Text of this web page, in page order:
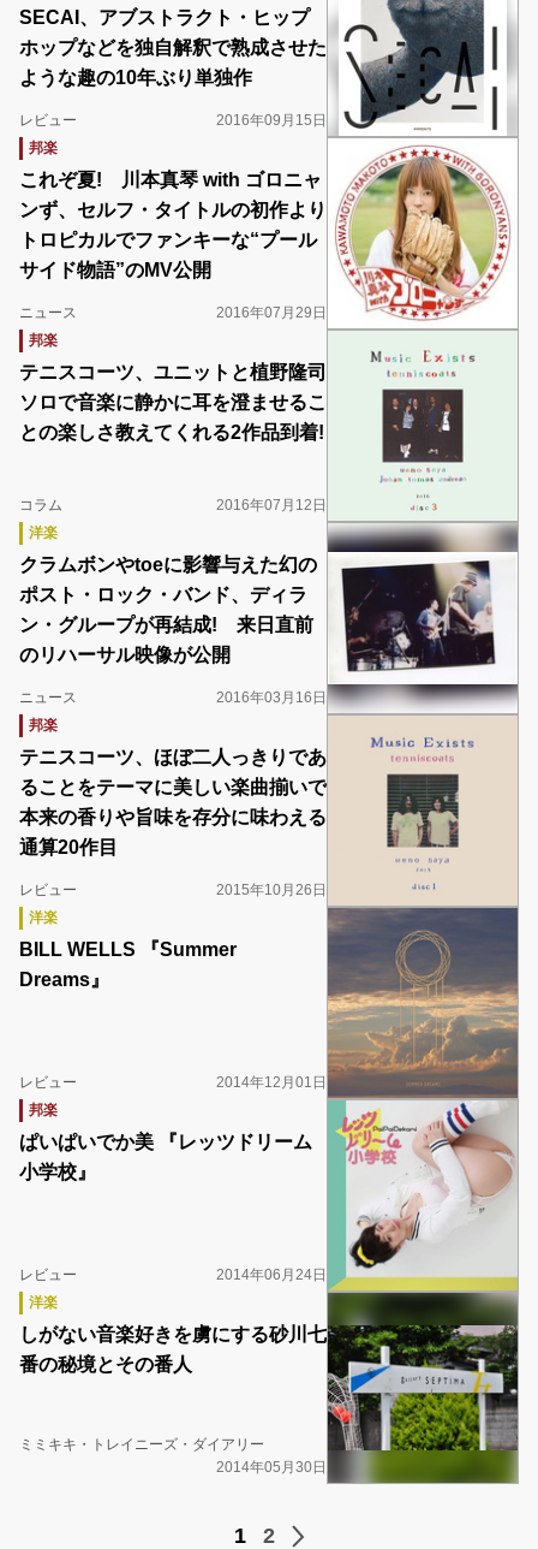
SECAI、アブストラクト・ヒップ
ホップなどを独自解釈で熟成させた
ような趣の10年ぶり単独作
レビュー
2016年09月15日
邦楽
これぞ夏! 川本真琴 with ゴロニャ
ンず、セルフ・タイトルの初作より
トロピカルでファンキーな“プール
サイド物語”のMV公開
ニュース
2016年07月29日
邦楽
テニスコーツ、ユニットと植野隆司
ソロで音楽に静かに耳を澄ませるこ
との楽しさ教えてくれる2作品到着!
コラム
2016年07月12日
洋楽
クラムボンやtoeに影響与えた幻の
ポスト・ロック・バンド、ディラ
ン・グループが再結成! 来日直前
のリハーサル映像が公開
ニュース
2016年03月16日
邦楽
テニスコーツ、ほぼ二人っきりであ
ることをテーマに美しい楽曲揃いで
本来の香りや旨味を存分に味わえる
通算20作目
レビュー
2015年10月26日
洋楽
BILL WELLS 『Summer
Dreams』
レビュー
2014年12月01日
邦楽
ぱいぱいでか美 『レッツドリーム
小学校』
レビュー
2014年06月24日
洋楽
しがない音楽好きを虜にする砂川七
番の秘境とその番人
ミミキキ・トレイニーズ・ダイアリー
2014年05月30日
1 2